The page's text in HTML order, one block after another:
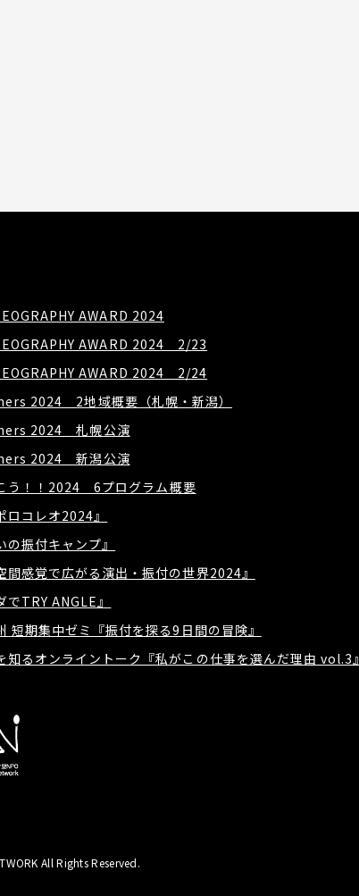
AWARD 2024
AWARD 2024 2/23
AWARD 2024 2/24
2024 2地域概要（札幌・新潟）
2024 札幌公演
2024 新潟公演
う！！2024 6プログラム概要
ロコレオ2024』
振付キャンプ』
間感覚で広がる演出・振付の世界2024』
TRY ANGLE』
短期集中ゼミ『振付を探る9日間の冒険』
知るオンライントーク『私がこの仕事を選んだ理由 vol.3』
All Rights Reserved.